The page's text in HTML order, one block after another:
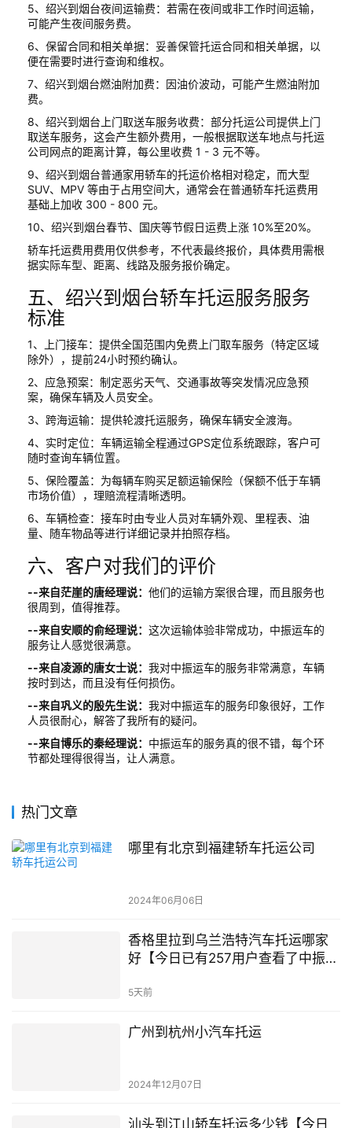
5、绍兴到烟台夜间运输费：若需在夜间或非工作时间运输，
可能产生夜间服务费。
6、保留合同和相关单据：妥善保管托运合同和相关单据，以
便在需要时进行查询和维权。
7、绍兴到烟台燃油附加费：因油价波动，可能产生燃油附加
费。
8、绍兴到烟台上门取送车服务收费：部分托运公司提供上门
取送车服务，这会产生额外费用，一般根据取送车地点与托运
公司网点的距离计算，每公里收费 1 - 3 元不等。
9、绍兴到烟台普通家用轿车的托运价格相对稳定，而大型
SUV、MPV 等由于占用空间大，通常会在普通轿车托运费用
基础上加收 300 - 800 元。
10、绍兴到烟台春节、国庆等节假日运费上涨 10%至20%。
轿车托运费用费用仅供参考，不代表最终报价，具体费用需根
据实际车型、距离、线路及服务报价确定。
五、绍兴到烟台轿车托运服务服务
标准
1、上门接车：提供全国范围内免费上门取车服务（特定区域
除外），提前24小时预约确认。
2、应急预案：制定恶劣天气、交通事故等突发情况应急预
案，确保车辆及人员安全。
3、跨海运输：提供轮渡托运服务，确保车辆安全渡海。
4、实时定位：车辆运输全程通过GPS定位系统跟踪，客户可
随时查询车辆位置。
5、保险覆盖：为每辆车购买足额运输保险（保额不低于车辆
市场价值），理赔流程清晰透明。
6、车辆检查：接车时由专业人员对车辆外观、里程表、油
量、随车物品等进行详细记录并拍照存档。
六、客户对我们的评价
--来自茫崖的唐经理说： 他们的运输方案很合理，而且服务也
很周到，值得推荐。
--来自安顺的俞经理说： 这次运输体验非常成功，中振运车的
服务让人感觉很满意。
--来自凌源的唐女士说： 我对中振运车的服务非常满意，车辆
按时到达，而且没有任何损伤。
--来自巩义的殷先生说： 我对中振运车的服务印象很好，工作
人员很耐心，解答了我所有的疑问。
--来自博乐的秦经理说： 中振运车的服务真的很不错，每个环
节都处理得很得当，让人满意。
热门文章
哪里有北京到福建轿车托运公司
2024年06月06日
香格里拉到乌兰浩特汽车托运哪家
好【今日已有257用户查看了中振运
5天前
广州到杭州小汽车托运
2024年12月07日
汕头到江山轿车托运多少钱【今日